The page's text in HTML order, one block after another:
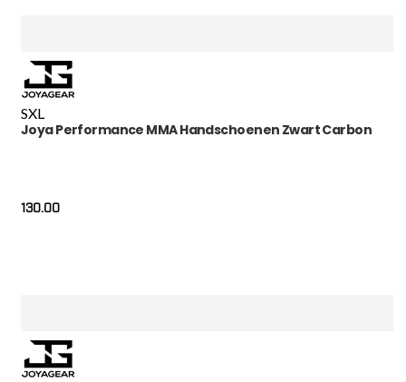
SXL
Joya Performance MMA Handschoenen Zwart Carbon
130.00